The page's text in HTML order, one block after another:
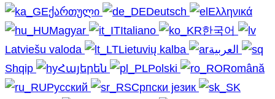
ქართული
Deutsch
Ελληνικά
Magyar
Italiano
한국어
Latviešu valoda
Lietuvių kalba
Shqip
Հայերեն Polski
Română
Русский
Српски језик